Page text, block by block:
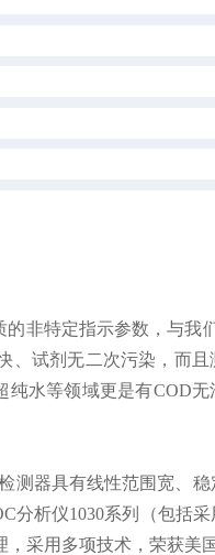
的非特定指示参数，与我
、试剂无二次污染，而且
纯水等领域更是有COD无
测器具有线性范围宽、
分析仪1030系列（包括
采用多项技术，荣获美